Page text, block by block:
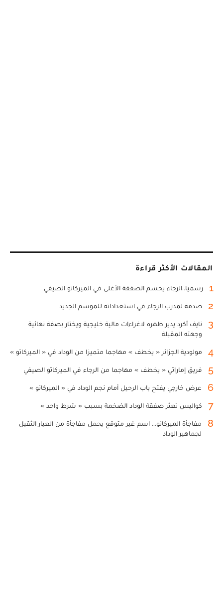
المقالات الأكثر قراءة
1 رسميا..الرجاء يحسم الصفقة الأغلى في الميركاتو الصيفي
2 صدمة لمدرب الرجاء في استعداداته للموسم الجديد
3
نايف أكرد يدير ظهره لاغراءات مالية خليجية ويختار بصفة نهائية
وجهته المقبلة
4 مولودية الجزائر « يخطف » مهاجما متميزا من الوداد في « الميركاتو »
5 فريق إماراتي « يخطف » مهاجما من الرجاء في الميركاتو الصيفي
6 عرض خارجي يفتح باب الرحيل أمام نجم الوداد في « الميركاتو »
7 كواليس تعثر صفقة الوداد الضخمة بسبب « شرط واحد »
8
مفاجأة الميركاتو... اسم غير متوقع يحمل مفاجأة من العيار الثقيل
لجماهير الوداد